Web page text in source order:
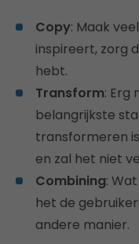
Copy: Maak
inspireert, zorg
hebt.
Transform: Erg
belangrijkste
transformeren
en zal het niet
Combining:
het de
andere manier.